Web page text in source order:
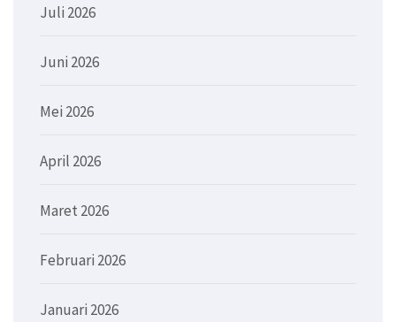
Juli 2026
Juni 2026
Mei 2026
April 2026
Maret 2026
Februari 2026
Januari 2026